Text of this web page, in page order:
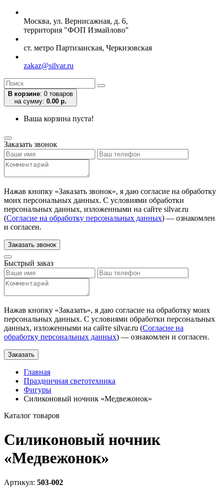
Москва, ул. Вернисажная, д. 6,
территория "ФОП Измайлово"
ст. метро Партизанская, Черкизовская
zakaz@silvar.ru
В корзине: 0 товаров
на сумму: 0.00 р.
Ваша корзина пуста!
Заказать звонок
Нажав кнопку «Заказать звонок», я даю согласие на обработку
моих персональных данных. С условиями обработки
персональных данных, изложенными на сайте silvar.ru
(Согласие на обработку персональных данных) — ознакомлен
и согласен.
Заказать звонок
Быстрый заказ
Нажав кнопку «Заказать», я даю согласие на обработку моих
персональных данных. С условиями обработки персональных
данных, изложенными на сайте silvar.ru (Согласие на
обработку персональных данных) — ознакомлен и согласен.
Заказать
Главная
Праздничная светотехника
Фигуры
Силиконовый ночник «Медвежонок»
Каталог товаров
Силиконовый ночник
«Медвежонок»
Артикул: 503-002